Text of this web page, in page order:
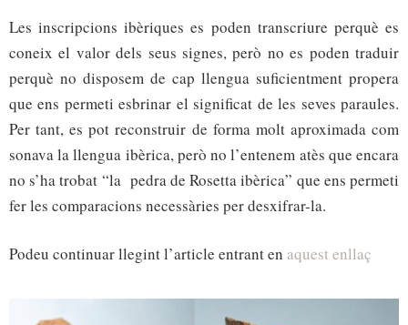
Les inscripcions ibèriques es poden transcriure perquè es
coneix el valor dels seus signes, però no es poden traduir
perquè no disposem de cap llengua suficientment propera
que ens permeti esbrinar el significat de les seves paraules.
Per tant, es pot reconstruir de forma molt aproximada com
sonava la llengua ibèrica, però no l’entenem atès que encara
no s’ha trobat “la pedra de Rosetta ibèrica” que ens permeti
fer les comparacions necessàries per desxifrar-la.
Podeu continuar llegint l’article entrant en aquest enllaç